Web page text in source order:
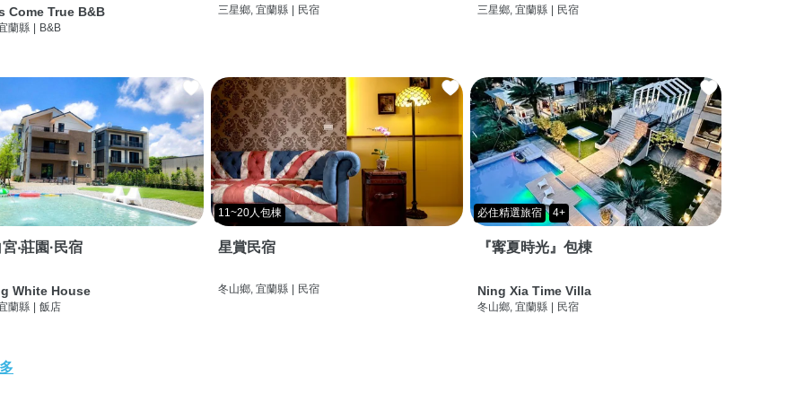
Come True B&B
蘭縣 | B&B
三星鄉, 宜蘭縣 | 民宿 三星鄉, 宜蘭縣 | 民宿
‧莊園·民宿
White House
蘭縣 | 飯店
11~20人包棟
星賞民宿
冬山鄉, 宜蘭縣 | 民宿
必住精選旅宿 4+
『寗夏時光』包棟
Ning Xia Time Villa
冬山鄉, 宜蘭縣 | 民宿